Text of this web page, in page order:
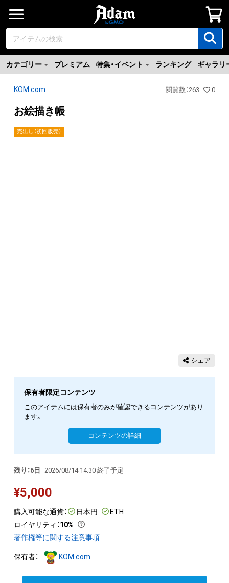
カテゴリー プレミアム 特集・イベント ランキング ギャラリ
KOM.com 閲覧数 ：263 0
お絵描き帳
売出し（初回販売）
シェア
保有者限定コンテンツ
このアイテムには保有者のみが確認できるコンテンツがあり
ます。
コンテンツの詳細
残り：6日 2026/08/14 14:30 終了予定
¥5,000
購入可能な通貨： 日本円
ETH
ロイヤリティ ：10%
著作権等に関する注意事項
保有者： KOM.com